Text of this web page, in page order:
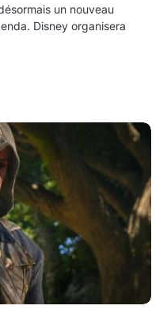
un nouveau
Disney organisera